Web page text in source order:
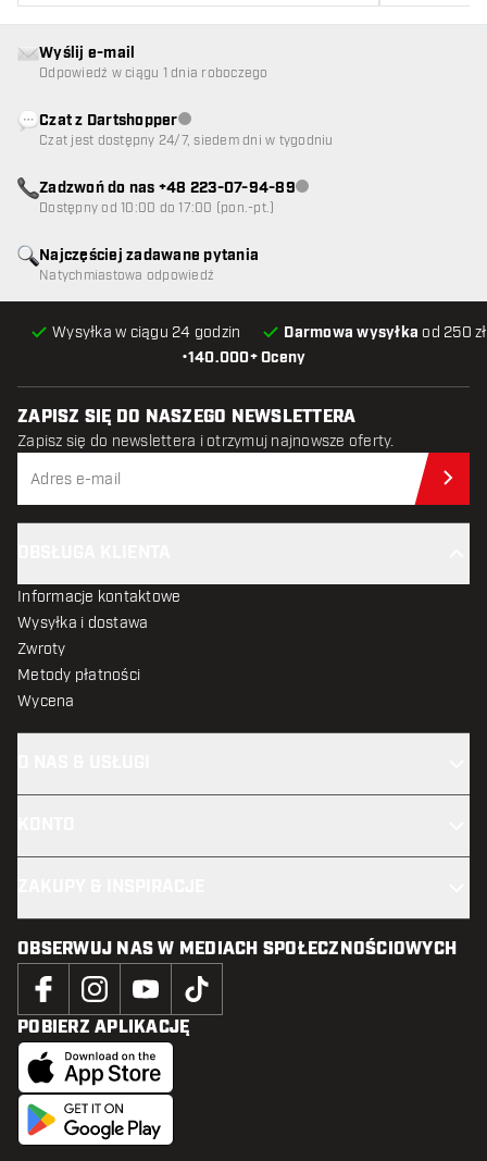
•140.000+ Oceny
Wysyłka w ciągu 24 godzin Darmowa wysyłka od 250
Najczęściej zadawane pytania
Natychmiastowa odpowiedź
Wyślij e-mail
Odpowiedź w ciągu 1 dnia roboczego
Czat z DartshopperObsługa klienta niedostępna
Czat jest dostępny 24/7, siedem dni w tygodniu
Zadzwoń do nas +48 223-07-94-89Obsługa klienta niedostępna
Dostępny od 10:00 do 17:00 (pon.-pt.)
ZAPISZ SIĘ DO NASZEGO NEWSLETTERA
Zapisz się do newslettera i otrzymuj najnowsze oferty.
Informacje kontaktowe
Wysyłka i dostawa
Zwroty
Metody płatności
Wycena
OBSERWUJ NAS W MEDIACH SPOŁECZNOŚCIOWYCH
POBIERZ APLIKACJĘ